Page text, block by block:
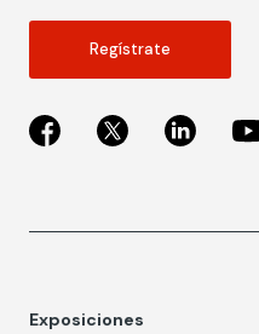
Regístrate
Exposiciones